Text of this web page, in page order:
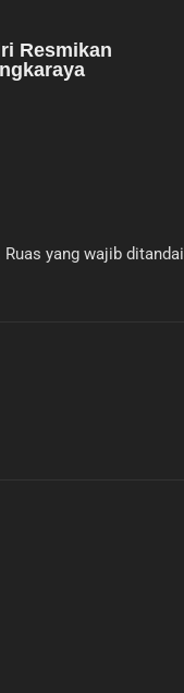
Resmikan
Ruas yang wajib ditandai